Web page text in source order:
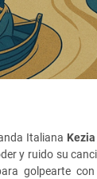
Italiana Kezia
y ruido su
golpearte